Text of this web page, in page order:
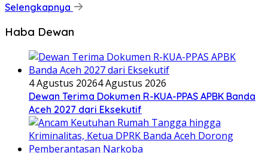
Selengkapnya
Haba Dewan
4 Agustus 20264 Agustus 2026
Dewan Terima Dokumen R-KUA-PPAS APBK Banda
Aceh 2027 dari Eksekutif